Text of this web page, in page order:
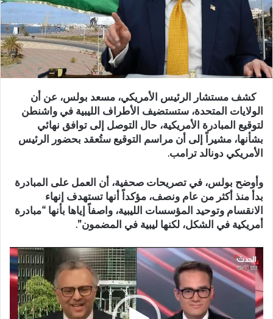
كشف مستشار الرئيس الأمريكي، مسعد بولس، عن أن
الولايات المتحدة، ستستضيف الأطراف الليبية في واشنطن
لتوقيع المبادرة الأمريكية، حال التوصل إلى توافق نهائي
بشأنها، مشيراً إلى أن مراسم التوقيع ستُعقد بحضور الرئيس
الأمريكي دونالد ترامب.
وأوضح بولس، في تصريحات صحفية، أن العمل على المبادرة
بدأ منذ أكثر من عام ونصف، مؤكداً أنها تستهدف إنهاء
الانقسام وتوحيد المؤسسات الليبية، واصفاً إياها بأنها “مبادرة
أمريكية في الشكل، لكنها ليبية في المضمون”.
مشغل
الفيديو